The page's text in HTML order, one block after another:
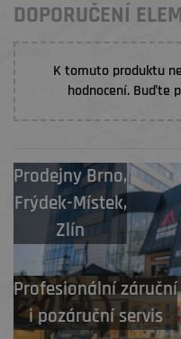
DOPORUČENÍ
K tomuto produktu
hodnocení. Buďte
ProdejnyBrno,
Frýdek-Místek,
Zlín
Profesionální záruční
i pozáruční servis